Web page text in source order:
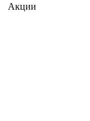
Акции